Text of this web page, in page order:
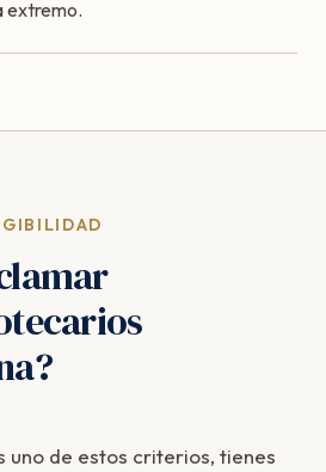
extremo.
uno de estos criterios, tienes